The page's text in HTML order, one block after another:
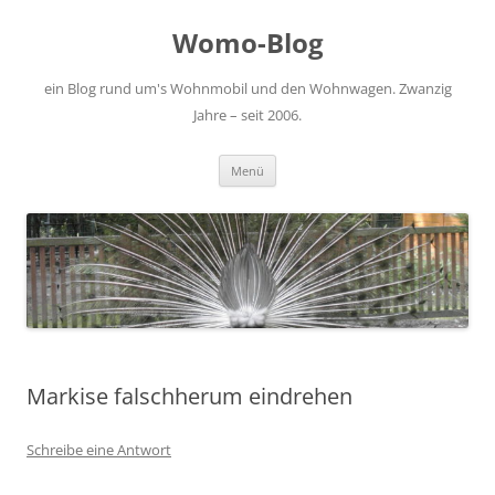
Womo-Blog
ein Blog rund um's Wohnmobil und den Wohnwagen. Zwanzig
Jahre – seit 2006.
Menü
Markise falschherum eindrehen
Schreibe eine Antwort